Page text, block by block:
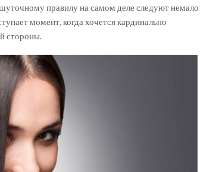
правилу на самом деле следуют немало
момент, когда хочется кардинально
стороны.